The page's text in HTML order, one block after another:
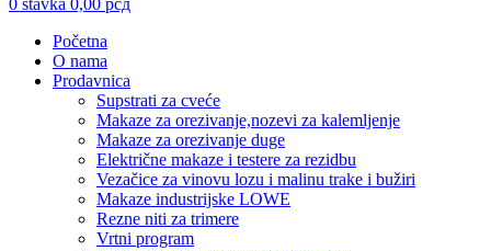
0 stavka 0,00 рсд
Početna
O nama
Prodavnica
Supstrati za cveće
Makaze za orezivanje,nozevi za kalemljenje
Makaze za orezivanje duge
Električne makaze i testere za rezidbu
Vezačice za vinovu lozu i malinu trake i bužiri
Makaze industrijske LOWE
Rezne niti za trimere
Vrtni program